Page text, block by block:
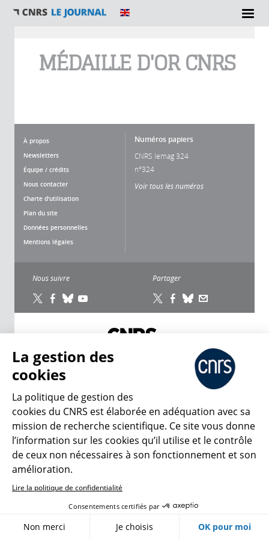
MÉDAILLE D'OR CNRS
À propos
Newsletters
Équipe / crédits
Nous contacter
Charte d'utilisation
Plan du site
Données personnelles
Mentions légales
Numéros papiers
CNRS lemag 324
n°324
Voir tous les numéros
Nous suivre Partager
Créer un compte Se connecter
Accessibilité : non conforme
Gestion des cookies
La gestion des
cookies
La politique de gestion des
cookies du CNRS est élaborée en adéquation avec sa
mission de recherche scientifique. Ce site vous donne
l’information sur les cookies qu’il utilise et le contrôle
de ceux non nécessaires à son fonctionnement et son
amélioration.
Lire la politique de confidentialité
Consentements certifiés par
Non merci Je choisis OK pour moi